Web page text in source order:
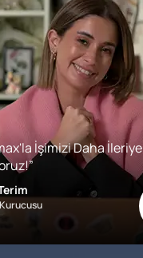
İşimizi Daha İleriye